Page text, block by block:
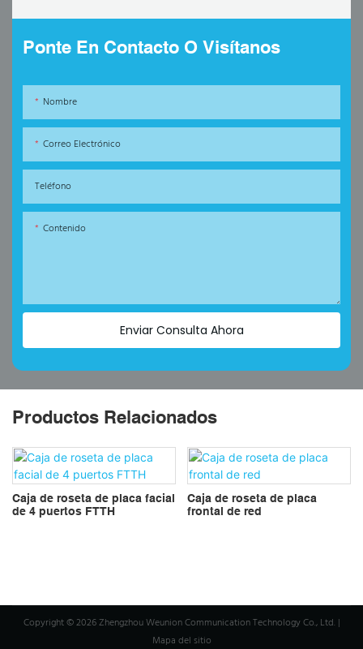
Ponte En Contacto O Visítanos
Nombre
Correo Electrónico
Teléfono
Contenido
Enviar Consulta Ahora
Productos Relacionados
Caja de roseta de placa facial
de 4 puertos FTTH
Caja de roseta de placa
frontal de red
Copyright © 2026 Zhengzhou Weunion Communication Technology Co., Ltd. |
Mapa del sitio